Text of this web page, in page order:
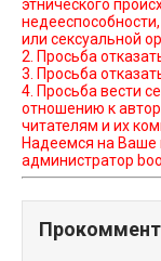
этнического
или сексуальной
2. Просьба
3. Просьба
4. Просьба вести
отношению к
читателям и их
Надеемся на Ваше
администратор